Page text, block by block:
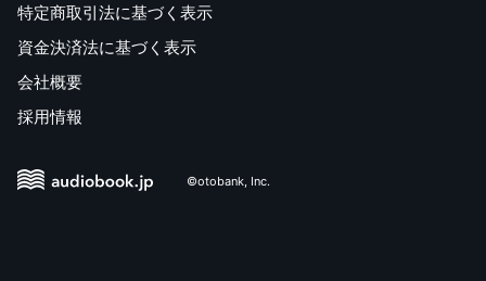
特定商取引法に基づく表示
資金決済法に基づく表示
会社概要
採用情報
©otobank, Inc.